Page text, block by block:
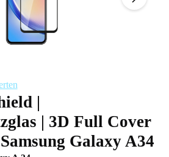
von 0 von 5 Sternen
|
| 3D Full Cover
Galaxy A34